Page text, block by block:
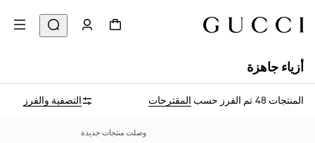
أزياء جاهزة
المنتجات 48 تم الفرز حسب المقترحات التصفية والفرز
وصلت منتجات جديدة